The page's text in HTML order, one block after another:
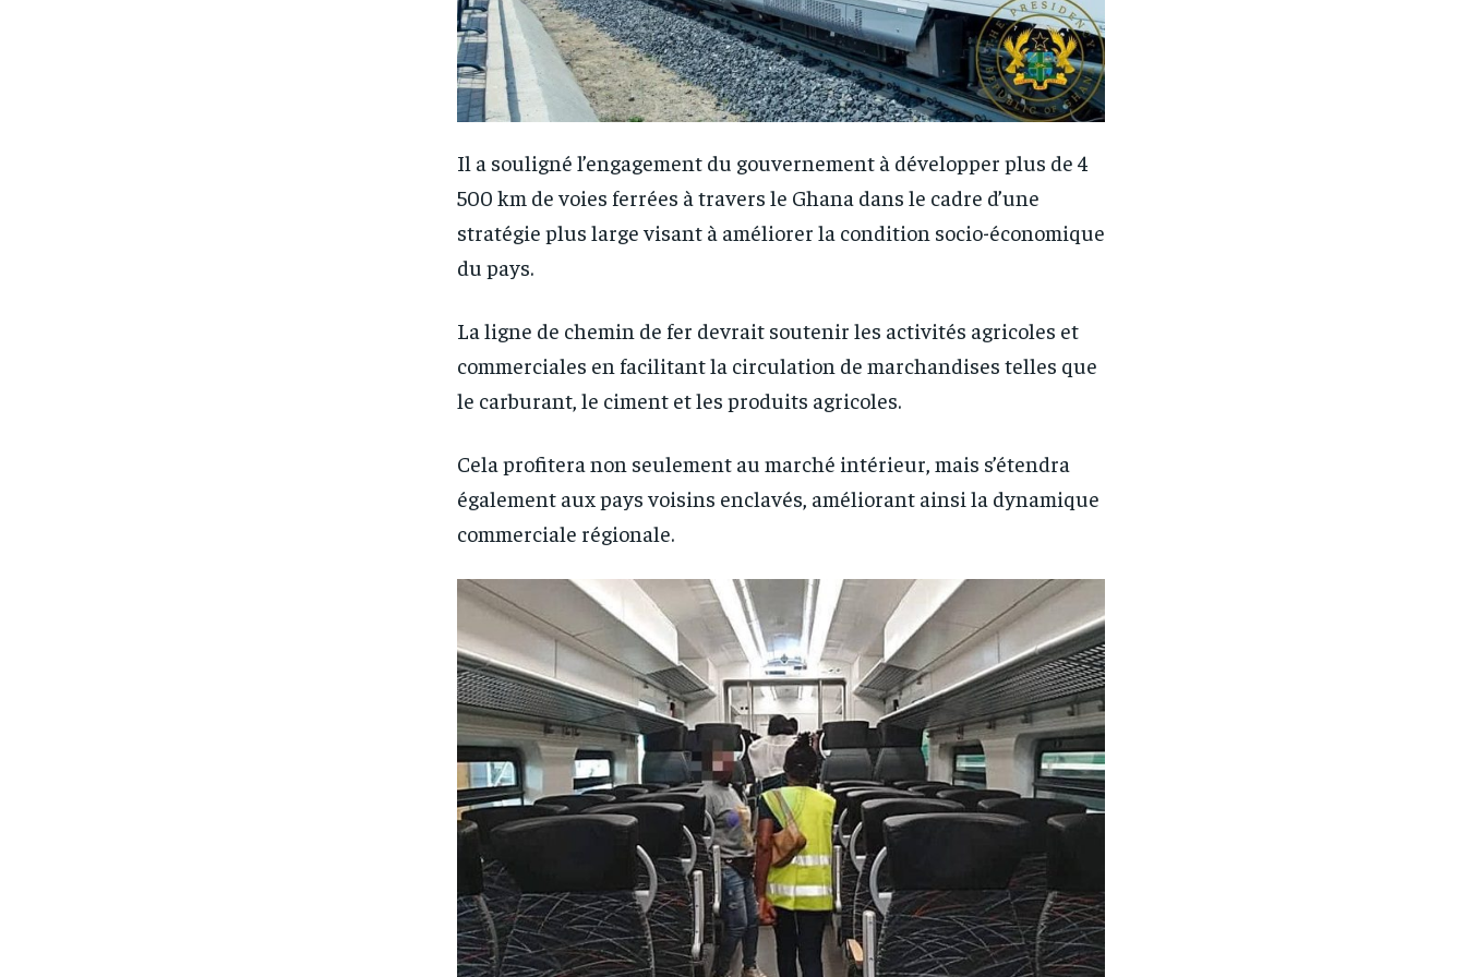
Il a souligné l’engagement du gouvernement à développer plus de 4
500 km de voies ferrées à travers le Ghana dans le cadre d’une
stratégie plus large visant à améliorer la condition socio-économique
du pays.
La ligne de chemin de fer devrait soutenir les activités agricoles et
commerciales en facilitant la circulation de marchandises telles que
le carburant, le ciment et les produits agricoles.
Cela profitera non seulement au marché intérieur, mais s’étendra
également aux pays voisins enclavés, améliorant ainsi la dynamique
commerciale régionale.